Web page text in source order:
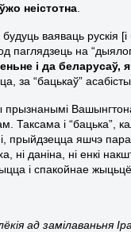
неістотна
ваяваць рускія
паглядзець на
і да беларусаў,
за “бацькаў”
прызнанымі
Таксама і “бацька”,
прыйдзецца яшчэ
ні даніна, ні енкі
і спакойнае жыцьцё
ад замілаваньня